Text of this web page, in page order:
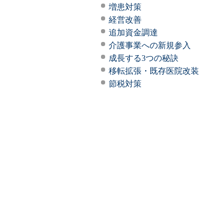
増患対策
経営改善
追加資金調達
介護事業への新規参入
成長する3つの秘訣
移転拡張・既存医院改装
節税対策